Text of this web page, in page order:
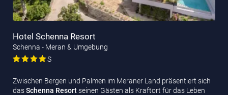
Hotel Schenna Resort
Schenna - Meran & Umgebung
S
Zwischen Bergen und Palmen im Meraner Land präsentiert sich
dasSchenna Resortseinen Gästen als Kraftort für das Leben